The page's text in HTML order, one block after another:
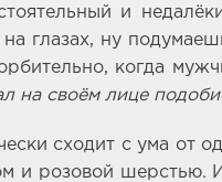
и
глазах, ну
когда
на своём лице
сходит с ума от
и розовой шерстью.